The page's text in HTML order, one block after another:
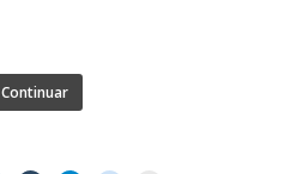
Continuar